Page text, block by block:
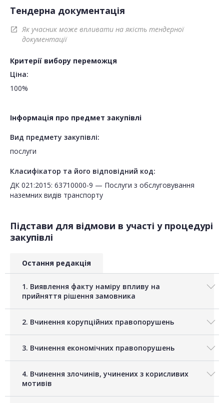
Тендерна документація
open_in_new
Як учасник може впливати на якість тендерної
документації
Критерії вибору переможця
Ціна:
100%
Інформація про предмет закупівлі
Вид предмету закупівлі:
послуги
Класифікатор та його відповідний код:
ДК 021:2015: 63710000-9 — Послуги з обслуговування
наземних видів транспорту
Підстави для відмови в участі у процедурі
закупівлі
Остання редакція
1. Виявлення факту наміру впливу на
прийняття рішення замовника
2. Вчинення корупційних правопорушень
3. Вчинення економічних правопорушень
4. Вчинення злочинів, учинених з корисливих
мотивів